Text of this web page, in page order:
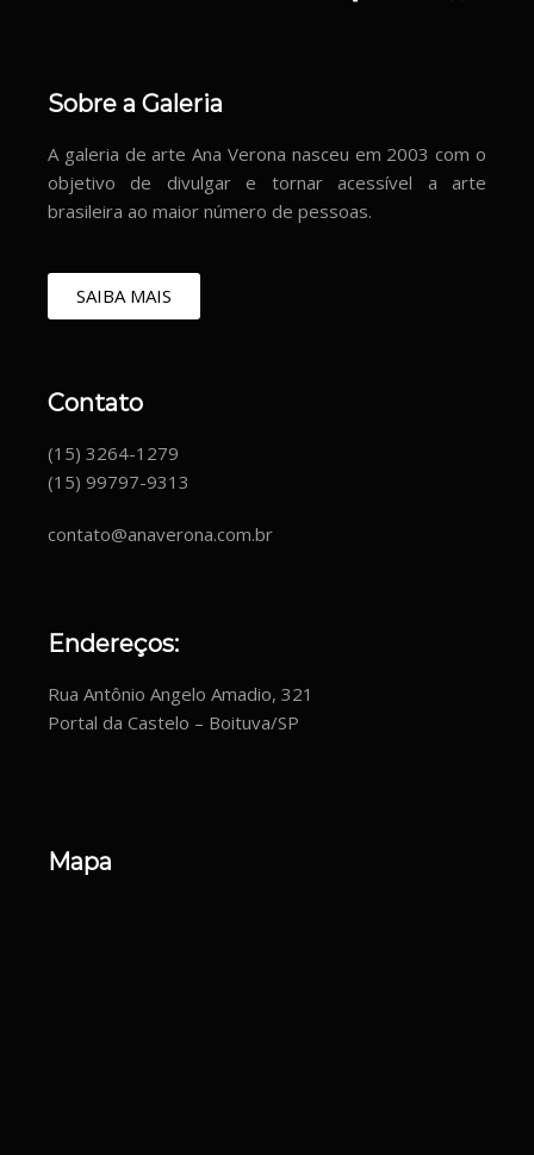
Sobre a Galeria
A galeria de arte Ana Verona nasceu em 2003 com o
objetivo de divulgar e tornar acessível a arte
brasileira ao maior número de pessoas.
SAIBA MAIS
Contato
(15) 3264-1279
(15) 99797-9313
contato@anaverona.com.br
Endereços:
Rua Antônio Angelo Amadio, 321
Portal da Castelo – Boituva/SP
Mapa